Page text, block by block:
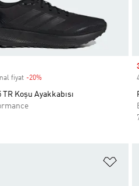
fiyat -20%Discount
Koşu Ayakkabısı